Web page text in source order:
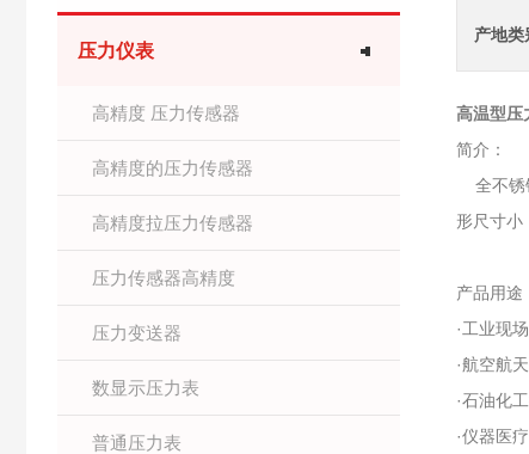
压力仪表
高精度 压力传感器
高精度的压力传感器
高精度拉压力传感器
压力传感器高精度
压力变送器
数显示压力表
普通压力表
产地类
高温型压
简介：
全不锈
形尺寸小
产品用途
·工业现
·航空航
·石油化
·仪器医